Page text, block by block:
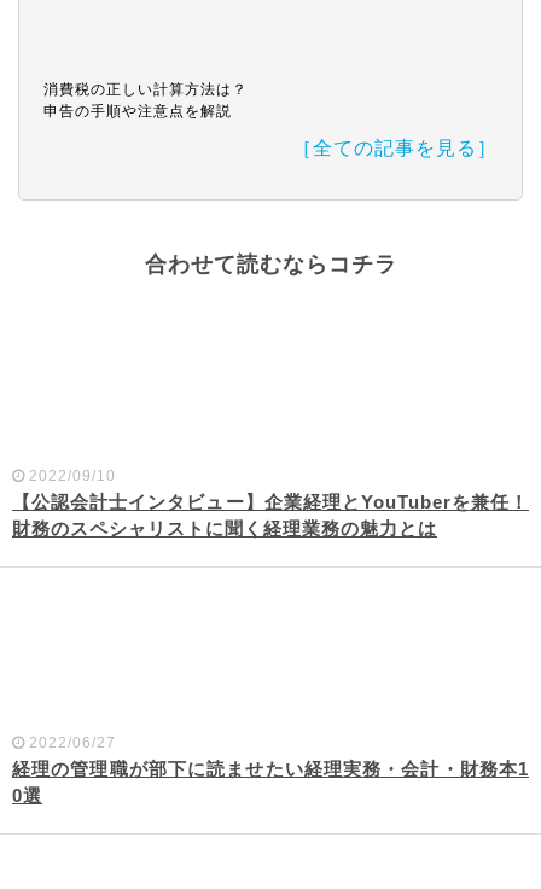
消費税の正しい計算方法は？
申告の手順や注意点を解説
［全ての記事を見る］
合わせて読むならコチラ
2022/09/10
【公認会計士インタビュー】企業経理とYouTuberを兼任！
財務のスペシャリストに聞く経理業務の魅力とは
2022/06/27
経理の管理職が部下に読ませたい経理実務・会計・財務本1
0選